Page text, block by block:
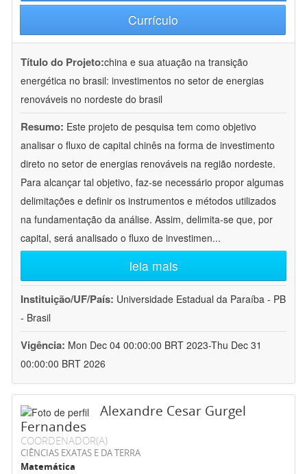
Currículo
Título do Projeto:china e sua atuação na transição
energética no brasil: investimentos no setor de energias
renováveis no nordeste do brasil
Resumo: Este projeto de pesquisa tem como objetivo
analisar o fluxo de capital chinês na forma de investimento
direto no setor de energias renováveis na região nordeste.
Para alcançar tal objetivo, faz-se necessário propor algumas
delimitações e definir os instrumentos e métodos utilizados
na fundamentação da análise. Assim, delimita-se que, por
capital, será analisado o fluxo de investimen...
leia mais
Instituição/UF/País: Universidade Estadual da Paraíba - PB
- Brasil
Vigência: Mon Dec 04 00:00:00 BRT 2023-Thu Dec 31
00:00:00 BRT 2026
Alexandre Cesar Gurgel
Fernandes
COORDENADOR(A)
CIÊNCIAS EXATAS E DA TERRA
Matemática